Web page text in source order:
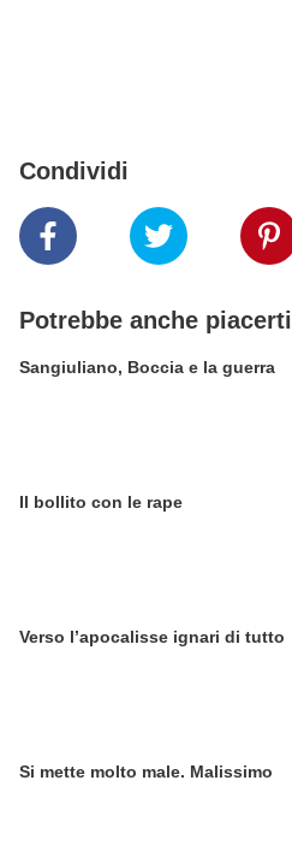
Condividi
Potrebbe anche piacerti
Sangiuliano, Boccia e la guerra
Il bollito con le rape
Verso l’apocalisse ignari di tutto
Si mette molto male. Malissimo